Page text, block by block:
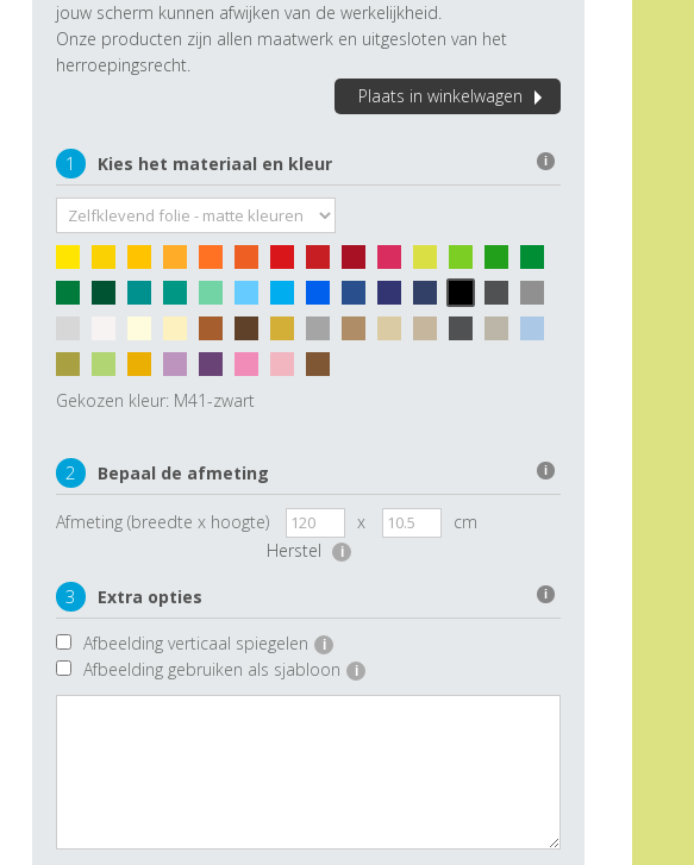
jouw scherm kunnen afwijken van de werkelijkheid.
Onze producten zijn allen maatwerk en uitgesloten van het
herroepingsrecht.
Plaats in winkelwagen
1 Kies het materiaal en kleur i
Gekozen kleur: M41-zwart
2 Bepaal de afmeting i
Afmeting (breedte x hoogte) x
cm
Herstel
i
3 Extra opties i
Afbeelding verticaal spiegelen i
Afbeelding gebruiken als sjabloon i